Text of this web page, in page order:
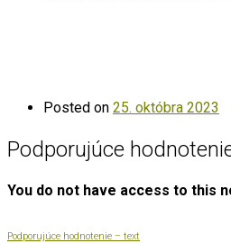
Posted on 25. októbra 2023
Podporujúce
You do not have access to this
Podporujúce hodnotenie – text